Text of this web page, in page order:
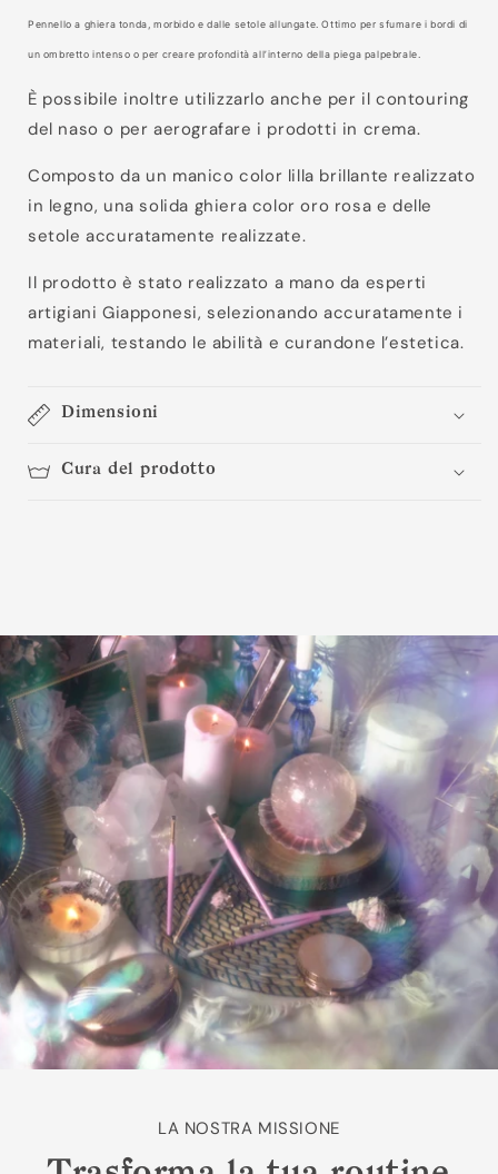
Flat
Flat
Pennello a ghiera tonda, morbido e dalle setole allungate. Ottimo per sfumare i bordi di
un ombretto intenso o per creare profondità all’interno della piega palpebrale.
È possibile inoltre utilizzarlo anche per il contouring
del naso o per aerografare i prodotti in crema.
Composto da un manico color lilla brillante realizzato
in legno, una solida ghiera color oro rosa e delle
setole accuratamente realizzate.
Il prodotto è stato realizzato a mano da esperti
artigiani Giapponesi, selezionando accuratamente i
materiali, testando le abilità e curandone l’estetica.
Dimensioni
Cura del prodotto
LA NOSTRA MISSIONE